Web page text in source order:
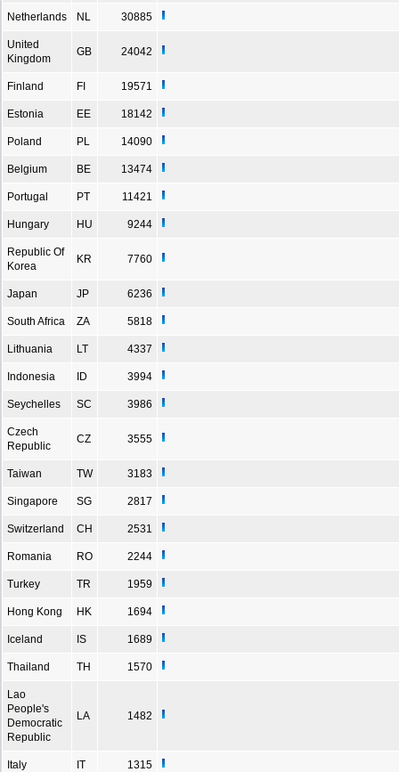
Netherlands NL 30885
United
Kingdom
GB 24042
Finland FI 19571
Estonia EE 18142
Poland PL 14090
Belgium BE 13474
Portugal PT 11421
Hungary HU 9244
Republic Of
Korea
KR 7760
Japan JP 6236
South Africa ZA 5818
Lithuania LT 4337
Indonesia ID 3994
Seychelles SC 3986
Czech
Republic
CZ 3555
Taiwan TW 3183
Singapore SG 2817
Switzerland CH 2531
Romania RO 2244
Turkey TR 1959
Hong Kong HK 1694
Iceland IS 1689
Thailand TH 1570
Lao
People's
Democratic
Republic
LA 1482
Italy IT 1315